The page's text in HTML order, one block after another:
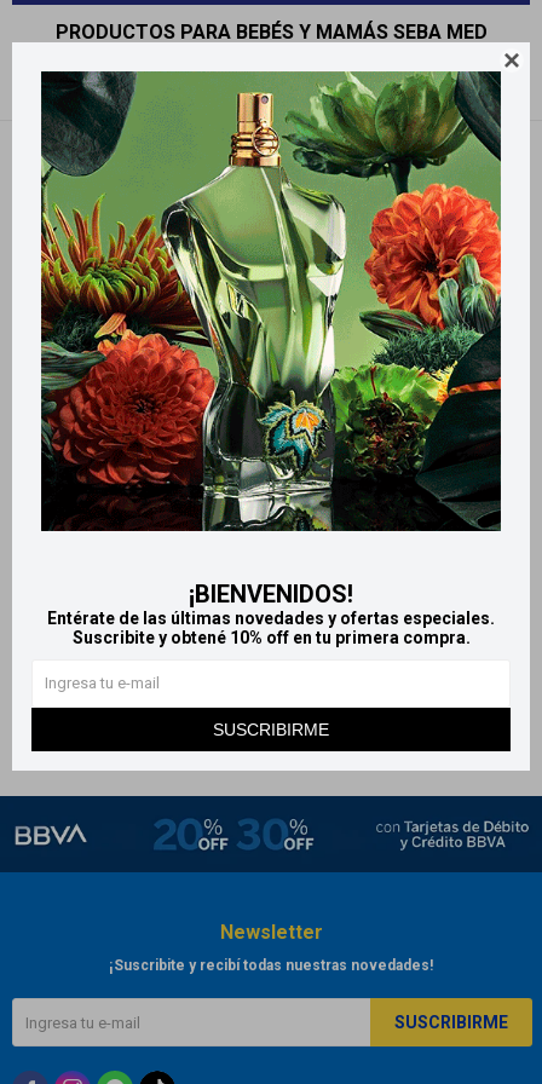

¡BIENVENIDOS!
Entérate de las últimas novedades y ofertas especiales.
Suscribite y obtené 10% off en tu primera compra.
SUSCRIBIRME
PRODUCTOS PARA BEBÉS Y MAMÁS SEBA MED
Recomendados
Filtrando por: Seba Med
LlegaHOY
LlegaHOY
shampoo con pantenol 200
ml
821 864
Newsletter
¡Suscribite y recibí todas nuestras novedades!
SUSCRIBIRME